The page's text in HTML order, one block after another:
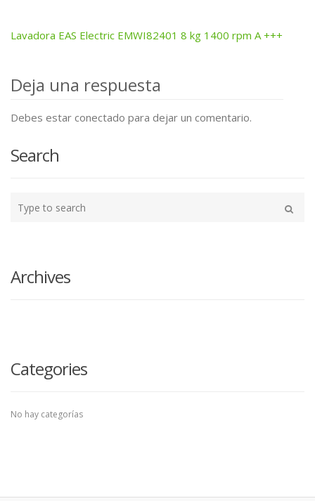
Post
navigation
Lavadora EAS Electric EMWI82401 8 kg 1400 rpm A +++
Deja una respuesta
Debes estar conectado para dejar un comentario.
Search
your
Archives
Categories
No hay categorías